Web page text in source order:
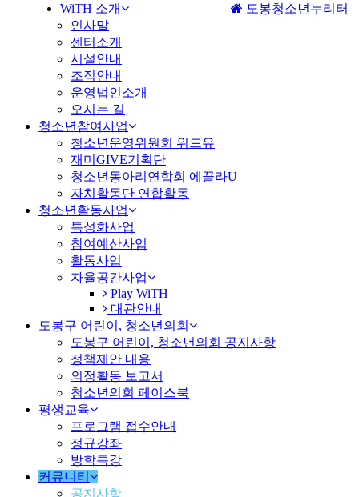
MENU
도봉청소년누리터
WiTH 소개
인사말
센터소개
시설안내
조직안내
운영법인소개
오시는 길
청소년참여사업
청소년운영위원회 위드유
재미GIVE기획단
청소년동아리연합회 에끌라U
자치활동단 연합활동
청소년활동사업
특성화사업
참여예산사업
활동사업
자율공간사업
Play WiTH
대관안내
도봉구 어린이, 청소년의회
도봉구 어린이, 청소년의회 공지사항
정책제안 내용
의정활동 보고서
청소년의회 페이스북
평생교육
프로그램 접수안내
정규강좌
방학특강
커뮤니티
공지사항